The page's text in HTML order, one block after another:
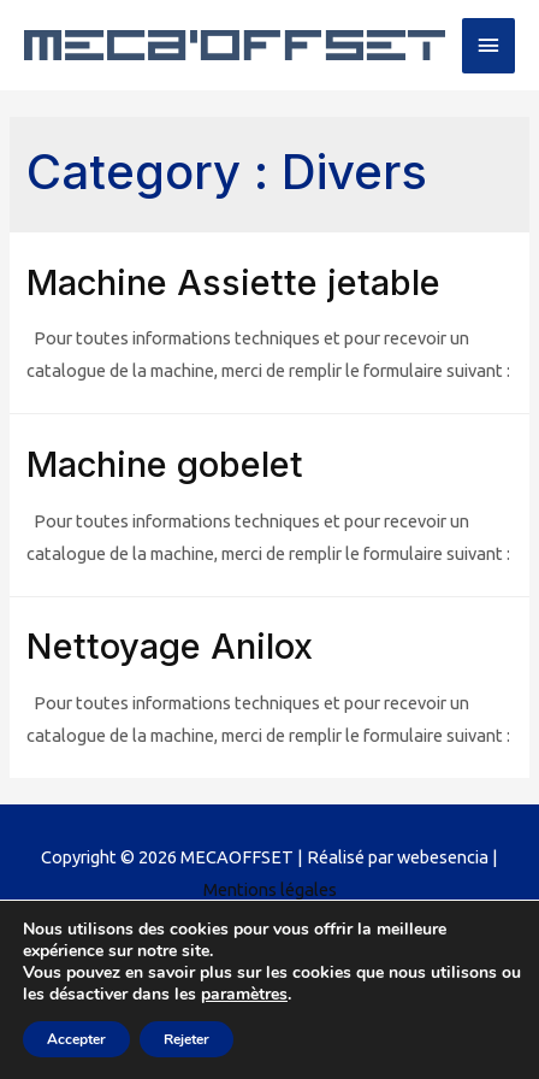
Category : Divers
Machine Assiette jetable
Pour toutes informations techniques et pour recevoir un
catalogue de la machine, merci de remplir le formulaire suivant :
Machine gobelet
Pour toutes informations techniques et pour recevoir un
catalogue de la machine, merci de remplir le formulaire suivant :
Nettoyage Anilox
Pour toutes informations techniques et pour recevoir un
catalogue de la machine, merci de remplir le formulaire suivant :
Copyright © 2026 MECAOFFSET | Réalisé par webesencia |
Mentions légales
Nous utilisons des cookies pour vous offrir la meilleure
expérience sur notre site.
Vous pouvez en savoir plus sur les cookies que nous utilisons ou
les désactiver dans les paramètres.
Accepter Rejeter